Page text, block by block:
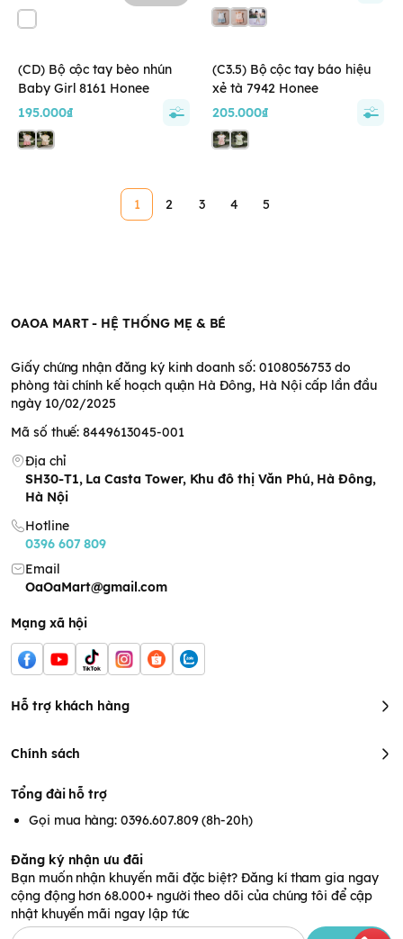
(CD) Bộ cộc tay bèo nhún
Baby Girl 8161 Honee
195.000₫
(C3.5) Bộ cộc tay báo hiệu
xẻ tà 7942 Honee
205.000₫
1 2 3 4 5
OAOA MART - HỆ THỐNG MẸ & BÉ
Giấy chứng nhận đăng ký kinh doanh số: 0108056753 do
phòng tài chính kế hoạch quận Hà Đông, Hà Nội cấp lần đầu
ngày 10/02/2025
Mã số thuế: 8449613045-001
Địa chỉ
SH30-T1, La Casta Tower, Khu đô thị Văn Phú, Hà Đông,
Hà Nội
Hotline
0396 607 809
Email
OaOaMart@gmail.com
Mạng xã hội
Hỗ trợ khách hàng
Chính sách
Tổng đài hỗ trợ
Gọi mua hàng: 0396.607.809 (8h-20h)
Đăng ký nhận ưu đãi
Bạn muốn nhận khuyến mãi đặc biệt? Đăng kí tham gia ngay
cộng động hơn 68.000+ người theo dõi của chúng tôi để cập
nhật khuyến mãi ngay lập tức